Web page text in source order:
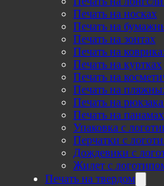
Печать на носках
Печать на
Печать на зонтах
Печать на
Печать на куртках
Печать на
Печать на
Печать на
Печать на панамах
Упаковка с
Перчатки с
Дождевики с
Жилет с
Печать на твердом